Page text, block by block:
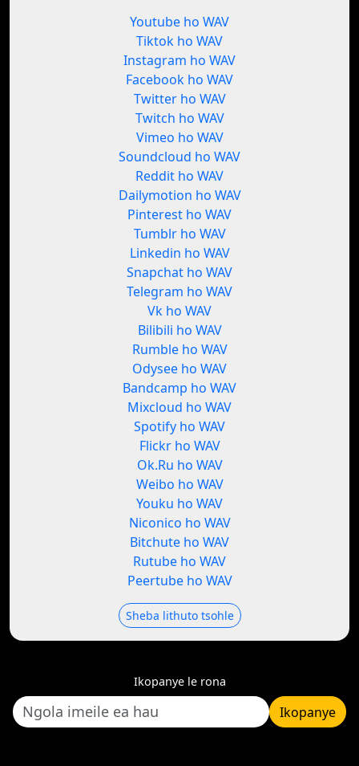
Youtube ho WAV
Tiktok ho WAV
Instagram ho WAV
Facebook ho WAV
Twitter ho WAV
Twitch ho WAV
Vimeo ho WAV
Soundcloud ho WAV
Reddit ho WAV
Dailymotion ho WAV
Pinterest ho WAV
Tumblr ho WAV
Linkedin ho WAV
Snapchat ho WAV
Telegram ho WAV
Vk ho WAV
Bilibili ho WAV
Rumble ho WAV
Odysee ho WAV
Bandcamp ho WAV
Mixcloud ho WAV
Spotify ho WAV
Flickr ho WAV
Ok.Ru ho WAV
Weibo ho WAV
Youku ho WAV
Niconico ho WAV
Bitchute ho WAV
Rutube ho WAV
Peertube ho WAV
Sheba lithuto tsohle
Ikopanye le rona
Ikopanye